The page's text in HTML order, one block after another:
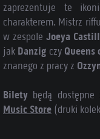
zaprezentuje te
charakterem. Mistrz
w zespole Joeya
jak Danzig czy Queens
znanego z pracy z
Bilety będą dostępne
Music Store (druki